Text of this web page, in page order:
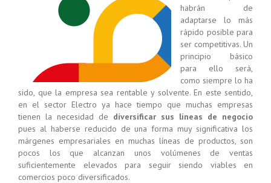
habrán de
adaptarse lo más
rápido posible para
ser competitivas. Un
principio básico
para ello será,
como siempre lo ha
sido, que la empresa sea rentable y solvente. En este sentido,
en el sector Electro ya hace tiempo que muchas empresas
tienen la necesidad de diversificar sus líneas de negocio
pues al haberse reducido de una forma muy significativa los
márgenes empresariales en muchas líneas de productos, son
pocos los que alcanzan unos volúmenes de ventas
suficientemente elevados para seguir siendo viables en
comercios poco diversificados.